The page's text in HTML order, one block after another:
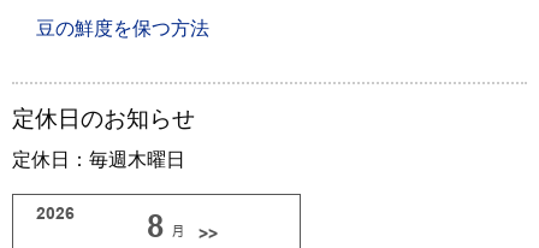
豆の鮮度を保つ方法
定休日のお知らせ
定休日：毎週木曜日